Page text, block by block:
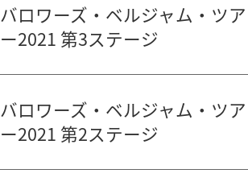
バロワーズ・ベルジャム・ツア
ー2021 第3ステージ
バロワーズ・ベルジャム・ツア
ー2021 第2ステージ